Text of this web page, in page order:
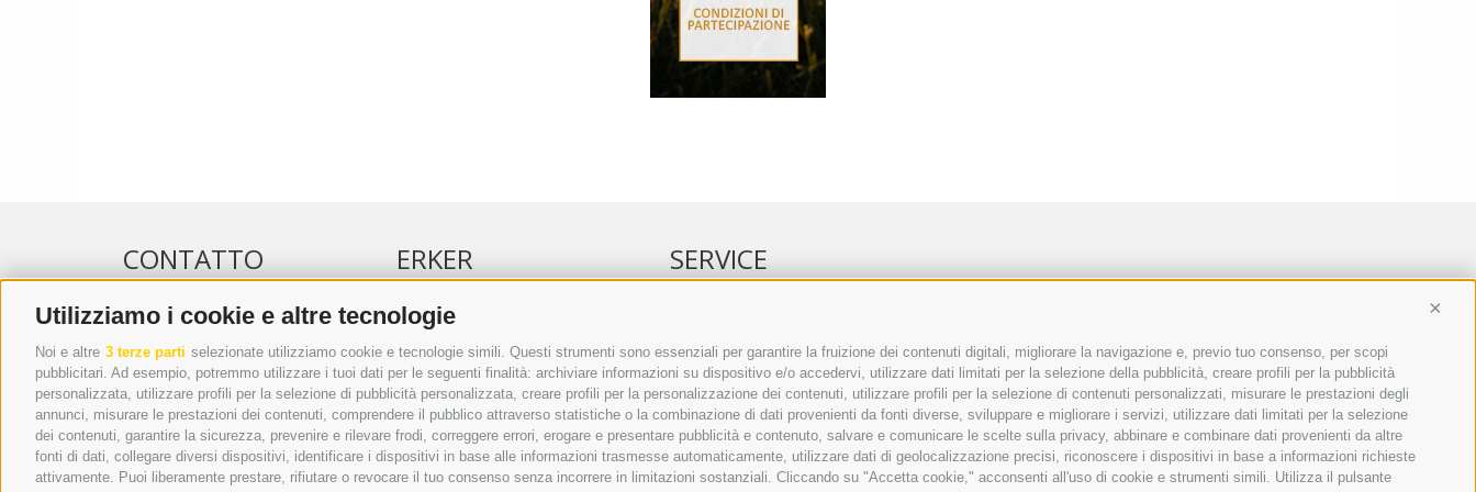
Utilizziamo i cookie e altre tecnologie
Noi e altre 3 terze parti selezionate utilizziamo cookie e tecnologie simili. Questi strumenti sono essenziali per garantire la fruizione dei contenuti digitali, migliorare la navigazione e, previo tuo consenso, per scopi
pubblicitari. Ad esempio, potremmo utilizzare i tuoi dati per le seguenti finalità: archiviare informazioni su dispositivo e/o accedervi, utilizzare dati limitati per la selezione della pubblicità, creare profili per la pubblicità
personalizzata, utilizzare profili per la selezione di pubblicità personalizzata, creare profili per la personalizzazione dei contenuti, utilizzare profili per la selezione di contenuti personalizzati, misurare le prestazioni degli
annunci, misurare le prestazioni dei contenuti, comprendere il pubblico attraverso statistiche o la combinazione di dati provenienti da fonti diverse, sviluppare e migliorare i servizi, utilizzare dati limitati per la selezione
dei contenuti, garantire la sicurezza, prevenire e rilevare frodi, correggere errori, erogare e presentare pubblicità e contenuto, salvare e comunicare le scelte sulla privacy, abbinare e combinare dati provenienti da altre
fonti di dati, collegare diversi dispositivi, identificare i dispositivi in base alle informazioni trasmesse automaticamente, utilizzare dati di geolocalizzazione precisi, riconoscere i dispositivi in base a informazioni richieste
attivamente. Puoi liberamente prestare, rifiutare o revocare il tuo consenso senza incorrere in limitazioni sostanziali. Cliccando su "Accetta cookie," acconsenti all'uso di cookie e strumenti simili. Utilizza il pulsante
CONTATTO
WIPP-MEDIA GMBH
DER ERKER
CITTÀ NUOVA 20A
I-39049 VIPITENO
TEL.: +39 0472 766876
GRAFIK@DERERKER.IT
ERKER
PUBBLICITÀ NELL’ERKER
PUBBLICITÀ ONLINE
ADDEBITO DIRETTO SEPA
REGOLAMENTO COMMENTI
ONLINE VOTING
SERVICE
ANNUNCI
LINK UTILI
METEO
WEBCAM
VIDEO
NECROLOGI